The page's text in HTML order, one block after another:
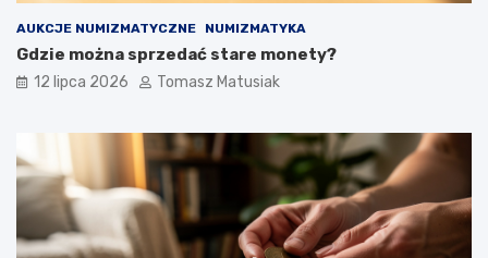
AUKCJE NUMIZMATYCZNE NUMIZMATYKA
Gdzie można sprzedać stare monety?
12 lipca 2026 Tomasz Matusiak